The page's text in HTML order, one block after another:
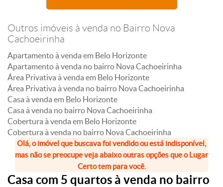
Outros imóveis à venda no Bairro Nova
Cachoeirinha
Apartamento à venda em Belo Horizonte
Apartamento à venda no bairro Nova Cachoeirinha
Área Privativa à venda em Belo Horizonte
Área Privativa à venda no bairro Nova Cachoeirinha
Casa à venda em Belo Horizonte
Casa à venda no bairro Nova Cachoeirinha
Cobertura à venda em Belo Horizonte
Cobertura à venda no bairro Nova Cachoeirinha
Olá, o imóvel que buscava foi vendido ou está indisponível,
mas não se preocupe veja abaixo outras opções que o Lugar
Certo tem para você.
Casa com 5 quartos à venda no bairro